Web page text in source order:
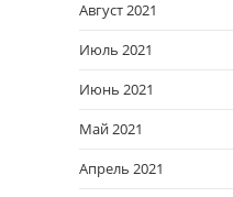
Август 2021
Июль 2021
Июнь 2021
Май 2021
Апрель 2021